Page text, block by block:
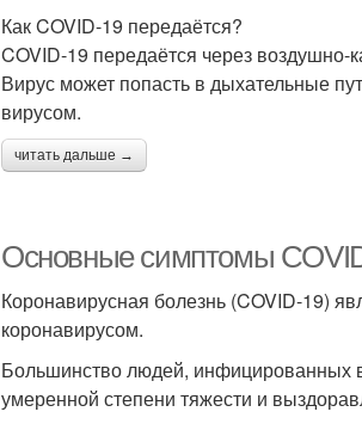
Как COVID-19 передаётся?
COVID-19 передаётся через воздушно-
Вирус может попасть в дыхательные
вирусом.
читать дальше →
Основные симптомы
Коронавирусная болезнь (COVID-19)
коронавирусом.
Большинство людей, инфицированных
умеренной степени тяжести и